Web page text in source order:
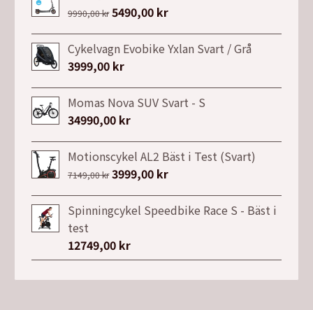
9990,00kr Det
ursprungliga
priset
var:
5490,00 krDet
nuvarande
priset
Cykelvagn Evobike Yxlan Svart / Grå
3999,00 kr
Momas Nova SUV Svart - S
34990,00 kr
Motionscykel AL2 Bäst i Test (Svart)
7149,00kr Det
ursprungliga
priset
7149,00 kr.
3999,00 krDet
nuvarande
priset
Spinningcykel Speedbike Race S - Bäst i
test
12749,00 kr